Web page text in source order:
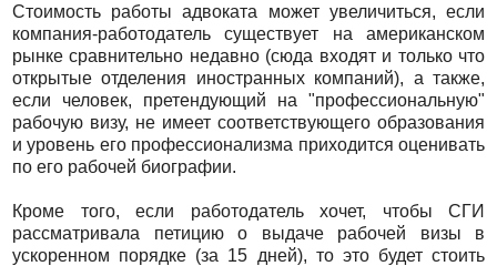
Стоимость работы адвоката может увеличиться, если
компания-работодатель существует на американском
рынке сравнительно недавно (сюда входят и только что
открытые отделения иностранных компаний), а также,
если человек, претендующий на "профессиональную"
рабочую визу, не имеет соответствующего образования
и уровень его профессионализма приходится оценивать
по его рабочей биографии.
Кроме того, если работодатель хочет, чтобы СГИ
рассматривала петицию о выдаче рабочей визы в
ускоренном порядке (за 15 дней), то это будет стоить